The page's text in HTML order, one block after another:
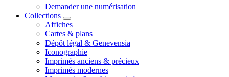
Demander une numérisation
Collections
Affiches
Cartes & plans
Dépôt légal & Genevensia
Iconographie
Imprimés anciens & précieux
Imprimés modernes